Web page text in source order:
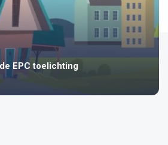
EPC toelichting